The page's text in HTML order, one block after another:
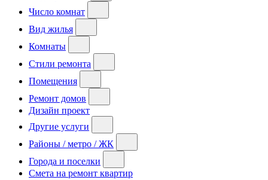
Число комнат
Вид жилья
Комнаты
Стили ремонта
Помещения
Ремонт домов
Дизайн проект
Другие услуги
Районы / метро / ЖК
Города и поселки
Смета на ремонт квартир